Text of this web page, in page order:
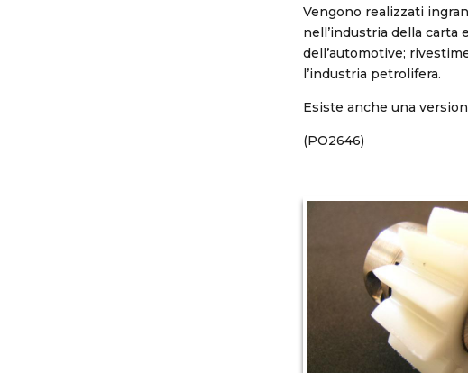
Vengono realizzati
nell’industria della carta
dell’automotive;
l’industria petrolifera.
Esiste anche una
(PO2646)